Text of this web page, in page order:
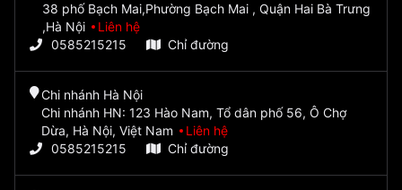
38 phố Bạch Mai,Phường Bạch Mai , Quận Hai Bà Trưng
,Hà Nội
Liên hệ
0585215215
Chỉ đường
Chi nhánh Hà Nội
Chi nhánh HN: 123 Hào Nam, Tổ dân phố 56, Ô Chợ
Dừa, Hà Nội, Việt Nam
Liên hệ
0585215215
Chỉ đường